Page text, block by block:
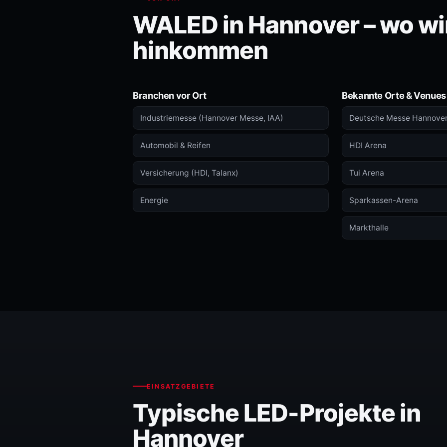
WALED in Hannover – wo
hinkommen
Branchen vor Ort
Industriemesse (Hannover Messe, IAA)
Automobil & Reifen
Versicherung (HDI, Talanx)
Energie
Bekannte Orte & Venues
Deutsche Messe
HDI Arena
Tui Arena
Sparkassen-Arena
Markthalle
EINSATZGEBIETE
Typische LED-Projekte in
Hannover